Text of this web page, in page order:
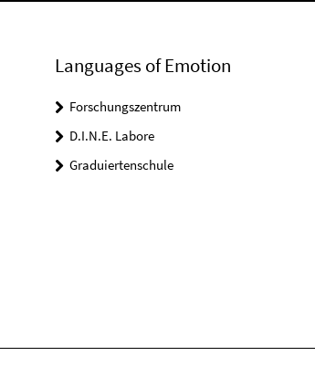
Languages of Emotion
Forschungszentrum
D.I.N.E. Labore
Graduiertenschule